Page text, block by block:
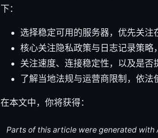
下：
选择稳定可用的服务器，优先关
核心关注隐私政策与日志记录策略
关注速度、连接稳定性，以及是
了解当地法规与运营商限制，依法
在本文中，你将获得：
Parts of this article were generated with